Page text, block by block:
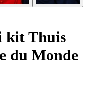
kit Thuis
du Monde